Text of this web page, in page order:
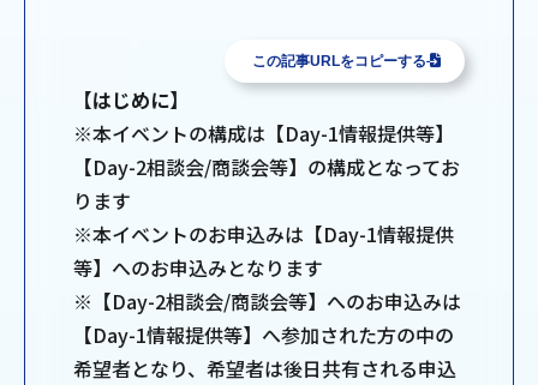
この記事URLをコピーする
【はじめに】
※本イベントの構成は【Day-1情報提供等】
【Day-2相談会/商談会等】の構成となってお
ります
※本イベントのお申込みは【Day-1情報提供
等】へのお申込みとなります
※【Day-2相談会/商談会等】へのお申込みは
【Day-1情報提供等】へ参加された方の中の
希望者となり、希望者は後日共有される申込